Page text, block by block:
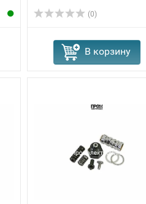
(0)
В корзину